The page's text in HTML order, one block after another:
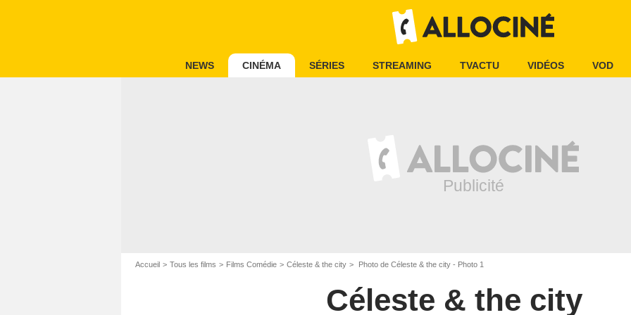
NEWS CINÉMA SÉRIES STREAMING TVACTU VIDÉOS VOD
Accueil Tous les films Films Comédie Céleste & the city Photo de Céleste & the city - Photo 1
Céleste & the city